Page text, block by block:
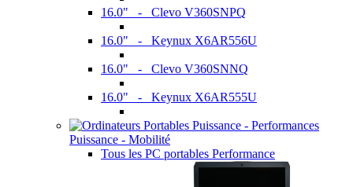
16.0" - Clevo V360SNPQ
16.0" - Keynux X6AR556U
16.0" - Clevo V360SNNQ
16.0" - Keynux X6AR555U
Puissance - Mobilité
Tous les PC portables Performance